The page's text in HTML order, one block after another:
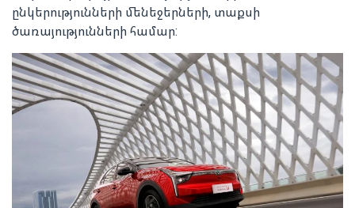
ընկերությունների մենեջերների, տաքսի
ծառայությունների համար: